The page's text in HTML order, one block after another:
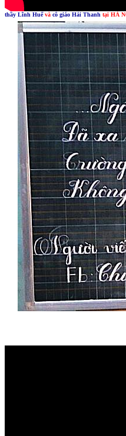
thầy Lĩnh Huếvà cô giáo Hải Thanh tại HÀ